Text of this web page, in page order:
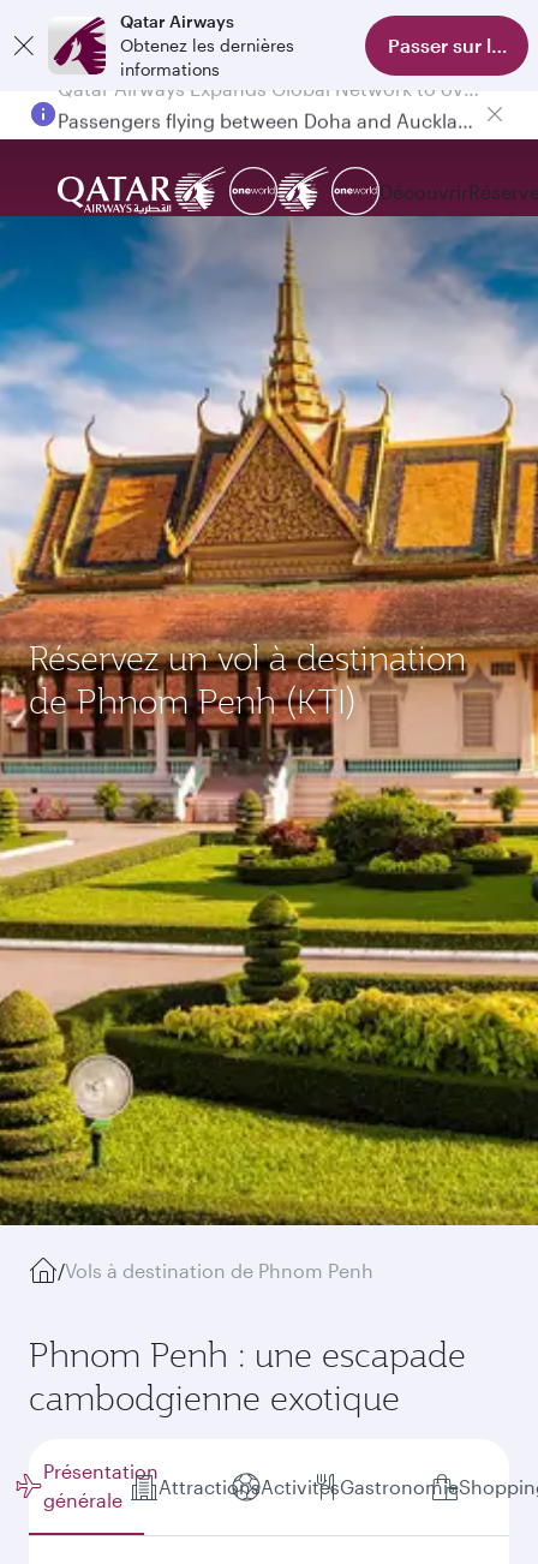
Qatar Airways
Obtenez les dernières
informations
Passer sur
Découvrir
Réservez un vol à destination
de Phnom Penh (KTI)
/Vols à destination de Phnom Penh
Phnom Penh : une escapade
cambodgienne exotique
Présentation
générale
AttractionsActivitésGastronomie